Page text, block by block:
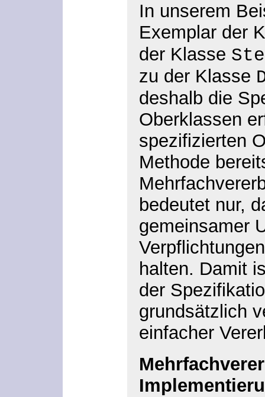
In unserem
Exemplar der
der Klasse
zu der Klasse
deshalb die
Oberklassen
spezifizierten
Methode
bedeutet nur,
gemeinsamer
halten. Damit
der
grundsätzlich
einfacher